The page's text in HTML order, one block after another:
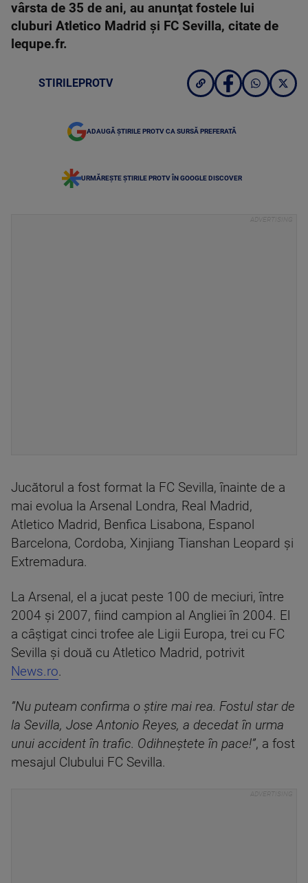
vârsta de 35 de ani, au anunţat fostele lui
cluburi Atletico Madrid şi FC Sevilla, citate de
lequpe.fr.
STIRILEPROTV
ADAUGĂ ȘTIRILE PROTV CA SURSĂ PREFERATĂ
URMĂREȘTE ȘTIRILE PROTV ÎN GOOGLE DISCOVER
Jucătorul a fost format la FC Sevilla, înainte de a
mai evolua la Arsenal Londra, Real Madrid,
Atletico Madrid, Benfica Lisabona, Espanol
Barcelona, Cordoba, Xinjiang Tianshan Leopard şi
Extremadura.
La Arsenal, el a jucat peste 100 de meciuri, între
2004 şi 2007, fiind campion al Angliei în 2004. El
a câştigat cinci trofee ale Ligii Europa, trei cu FC
Sevilla şi două cu Atletico Madrid, potrivit
News.ro.
”Nu puteam confirma o știre mai rea. Fostul star de
la Sevilla, Jose Antonio Reyes, a decedat în urma
unui accident în trafic. Odihneștete în pace!”, a fost
mesajul Clubului FC Sevilla.